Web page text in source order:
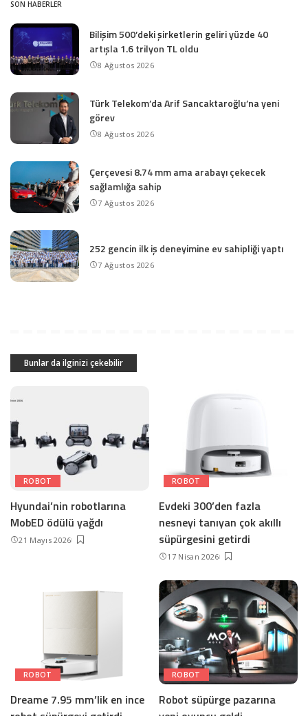
SON HABERLER
Bilişim 500’deki şirketlerin geliri yüzde 40
artışla 1.6 trilyon TL oldu
8 Ağustos 2026
Türk Telekom’da Arif Sancaktaroğlu’na yeni
görev
8 Ağustos 2026
Çerçevesi 8.74 mm ama arabayı çekecek
sağlamlığa sahip
7 Ağustos 2026
252 gencin ilk iş deneyimine ev sahipliği yaptı
7 Ağustos 2026
Bunlar da ilginizi çekebilir
ROBOT
Hyundai’nin robotlarına
MobED ödülü yağdı
21 Mayıs 2026
ROBOT
Evdeki 300’den fazla
nesneyi tanıyan çok akıllı
süpürgesini getirdi
17 Nisan 2026
ROBOT
Dreame 7.95 mm’lik en ince
ROBOT
Robot süpürge pazarına